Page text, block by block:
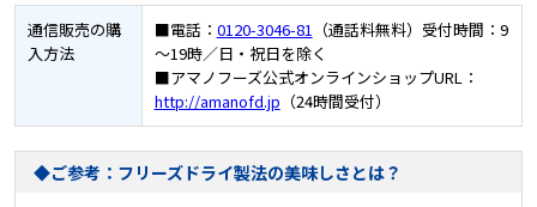
通信販売の購
入方法
■電話： 0120-3046-81 （通話料無料）受付時間：9
～19時／日・祝日を除く
■アマノフーズ公式オンラインショップURL：
http://amanofd.jp （24時間受付）
◆ご参考：フリーズドライ製法の美味しさとは？